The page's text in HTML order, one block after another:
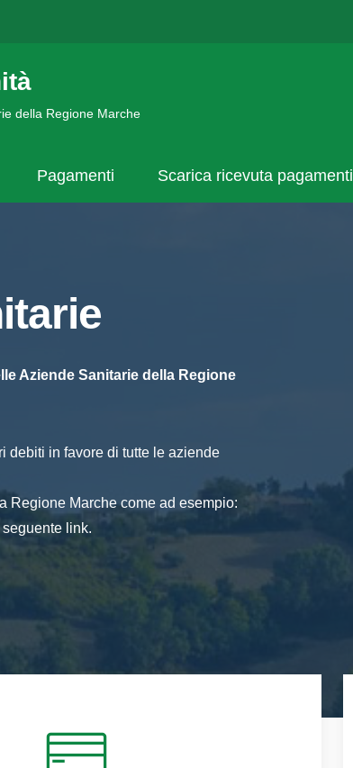
della Regione Marche
Pagamenti Scarica ricevuta pagamenti
Aziende Sanitarie della Regione
debiti in favore di tutte le aziende
Regione Marche come ad esempio:
link.